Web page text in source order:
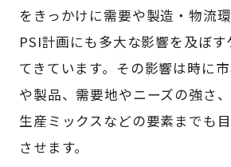
をきっかけに需要や製造・物流環
PSI計画にも多大な影響を及ぼす
てきています。その影響は時に
や製品、需要地やニーズの強さ
生産ミックスなどの要素までも
させます。